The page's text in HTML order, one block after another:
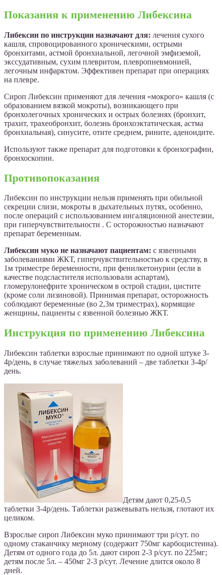
Показания к применению Либексина
Либексин по инструкции назначают для: лечения сухого
кашля, спровоцированного хроническими, острыми
бронхитами, астмой бронхиальной, легочной эмфиземой,
экссудативным, сухим плевритом, плевропневмонией,
легочным инфарктом. Эффективен препарат при операциях
на плевре.
Сироп Либексин применяют для лечения «мокрого» кашля (с
образованием вязкой мокроты), возникающего при
бронхолегочных хронических и острых болезнях (бронхит,
трахит, трахеобронхит, болезнь бронхоэктатическая, астма
бронхиальная), синусите, отите среднем, рините, аденоидите.
Используют также препарат для подготовки к бронхографии,
бронхоскопии.
Противопоказания
Либексин по инструкции нельзя применять при обильной
секреции слизи, мокроты в дыхательных путях, особенно,
после операций с использованием ингаляционной анестезии,
при гиперчувствительности . С осторожностью назначают
препарат беременным.
Либексин муко не назначают пациентам: с язвенными
заболеваниями ЖКТ, гиперчувствительностью к средству, в
1м триместре беременности, при фенилкетонурии (если в
качестве подсластителя использовали аспартам),
гломерулонефрите хроническом в острой стадии, цистите
(кроме соли лизиновой). Принимая препарат, осторожность
соблюдают беременные (во 2,3м триместрах), кормящие
женщины, пациенты с язвенной болезнью ЖКТ.
Инструкция по применению Либексина
Либексин таблетки взрослые принимают по одной штуке 3-
4р/день, в случае тяжелых заболеваний – две таблетки 3-4р/
день.
Детям дают 0,25-0,5
таблетки 3-4р/день. Таблетки разжевывать нельзя, глотают их
целиком.
Взрослые сироп Либексин муко принимают три р/сут. по
одному стаканчику мерному (содержит 750мг карбоцистеина).
Детям от одного года до 5л. дают сироп 2-3 р/сут. по 225мг;
детям после 5л. – 450мг 2-3 р/сут. Лечение длится около 8
дней.